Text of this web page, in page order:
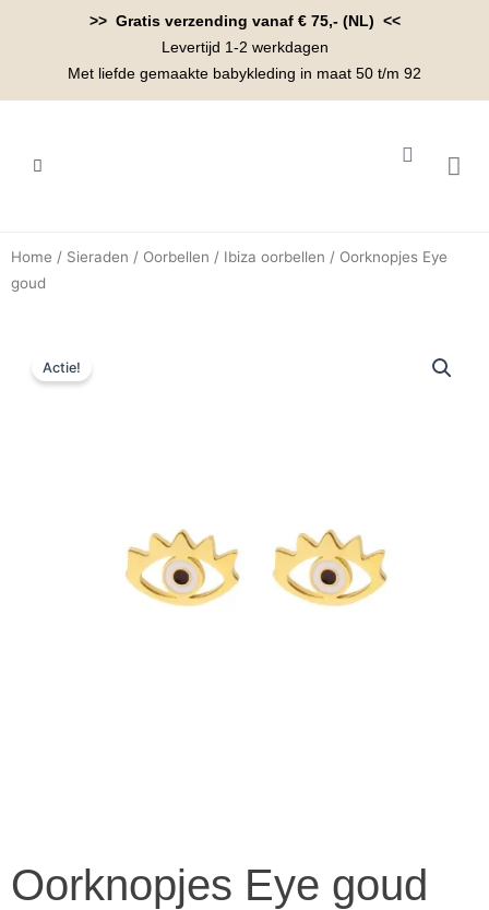
>> Gratis verzending vanaf € 75,- (NL) <<
Levertijd 1-2 werkdagen
Met liefde gemaakte babykleding in maat 50 t/m 92
Home / Sieraden / Oorbellen / Ibiza oorbellen / Oorknopjes Eye
goud
Actie!
Oorknopjes Eye goud